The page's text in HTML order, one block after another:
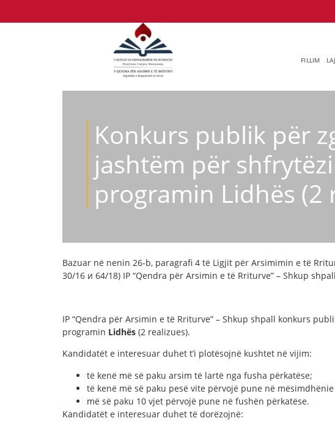
FILLIM
Konkurs publik për
jashtëm për
programin Lidhës (2
Bazuar në nenin 26-b, paragrafi 4 të Ligjit për Arsimimin e të
30/16 и 64/18) IP “Qendra për Arsimin e të Rriturve” – Shkup shpall
IP “Qendra për Arsimin e të Rriturve” – Shkup shpall konkurs
programin Lidhës (2 realizues).
Kandidatët e interesuar duhet t’i plotësojnë kushtet në vijim:
të kenë më së paku arsim të lartë nga fusha përkatëse;
të kenë më së paku pesë vite përvojë pune në
më së paku 10 vjet përvojë pune në fushën përkatëse.
Kandidatët e interesuar duhet të dorëzojnë: